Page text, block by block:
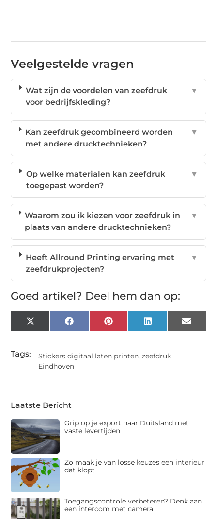
Veelgestelde vragen
Wat zijn de voordelen van zeefdruk
voor bedrijfskleding?
▼
Kan zeefdruk gecombineerd worden
met andere drucktechnieken?
▼
Op welke materialen kan zeefdruk
toegepast worden?
▼
Waarom zou ik kiezen voor zeefdruk in
plaats van andere drucktechnieken?
▼
Heeft Allround Printing ervaring met
zeefdrukprojecten?
▼
Goed artikel? Deel hem dan op:
X
(Twitter)
FacebookPinterestLinkedIn Email
Tags: Stickers digitaal laten printen,zeefdruk
Eindhoven
Laatste Bericht
Grip op je export naar Duitsland met
vaste levertijden
Zo maak je van losse keuzes een interieur
dat klopt
Toegangscontrole verbeteren? Denk aan
een intercom met camera